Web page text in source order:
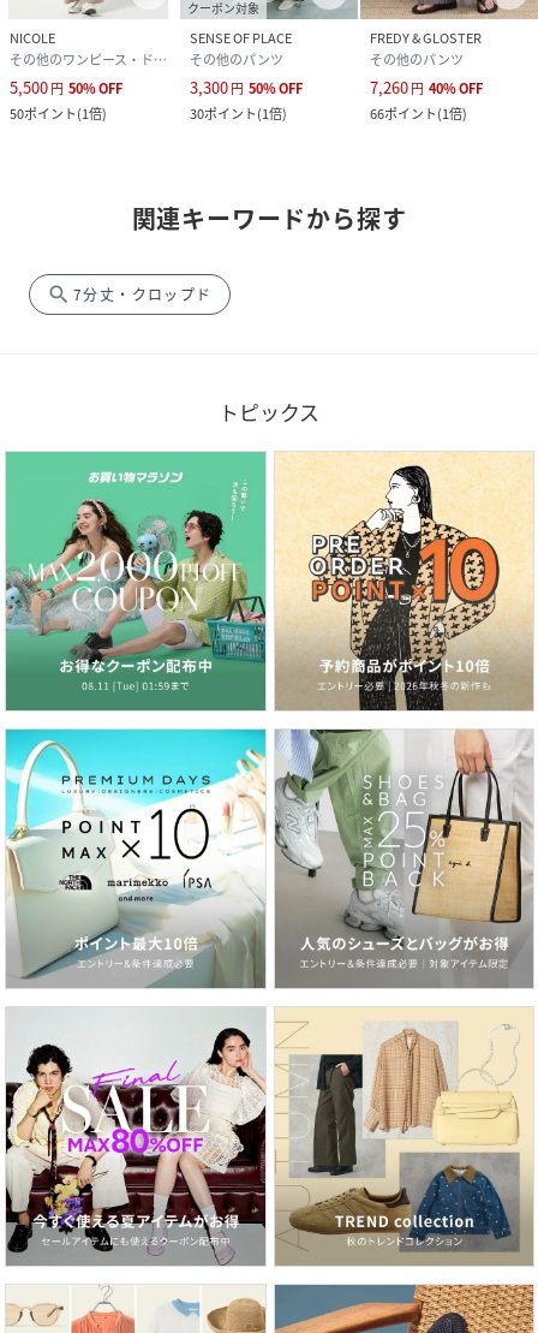
NICOLE
その他のワンピース・ドレス
5,500円 50%OFF
50ポイント(1倍)
クーポン対象
SENSE OF PLACE
その他のパンツ
3,300円 50%OFF
30ポイント(1倍)
FREDY & GLOSTER
その他のパンツ
7,260円 40%OFF
66ポイント(1倍)
関連キーワードから探す
search 7分丈・クロップド
トピックス